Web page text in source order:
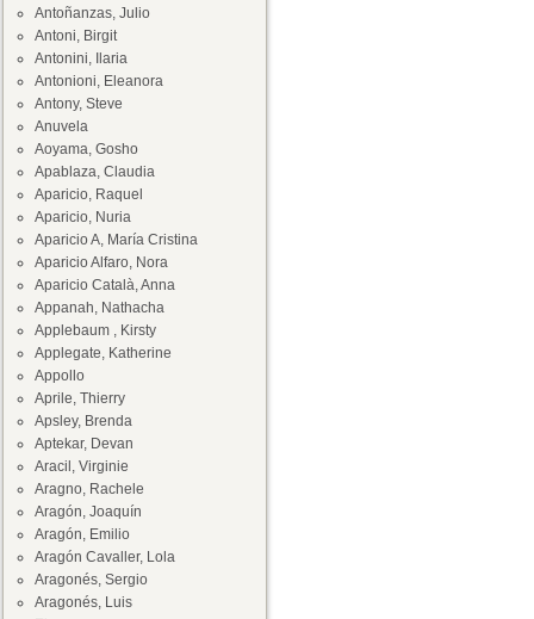
Antoñanzas, Julio
Antoni, Birgit
Antonini, Ilaria
Antonioni, Eleanora
Antony, Steve
Anuvela
Aoyama, Gosho
Apablaza, Claudia
Aparicio, Raquel
Aparicio, Nuria
Aparicio A, María Cristina
Aparicio Alfaro, Nora
Aparicio Català, Anna
Appanah, Nathacha
Applebaum , Kirsty
Applegate, Katherine
Appollo
Aprile, Thierry
Apsley, Brenda
Aptekar, Devan
Aracil, Virginie
Aragno, Rachele
Aragón, Joaquín
Aragón, Emilio
Aragón Cavaller, Lola
Aragonés, Sergio
Aragonés, Luis